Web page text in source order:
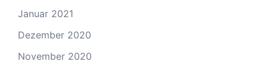
Januar 2021
Dezember 2020
November 2020